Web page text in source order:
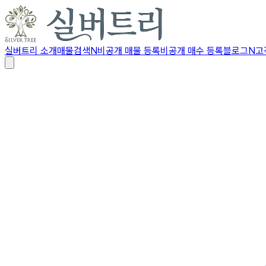
실버트리 소개매물검색N비공개 매물 등록비공개 매수 등록블로그N고